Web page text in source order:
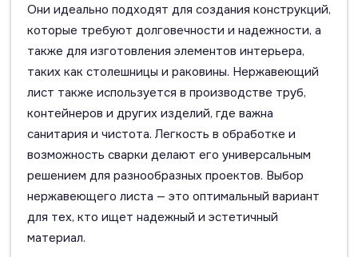
Они идеально подходят для создания конструкций,
которые требуют долговечности и надежности, а
также для изготовления элементов интерьера,
таких как столешницы и раковины. Нержавеющий
лист также используется в производстве труб,
контейнеров и других изделий, где важна
санитария и чистота. Легкость в обработке и
возможность сварки делают его универсальным
решением для разнообразных проектов. Выбор
нержавеющего листа — это оптимальный вариант
для тех, кто ищет надежный и эстетичный
материал.